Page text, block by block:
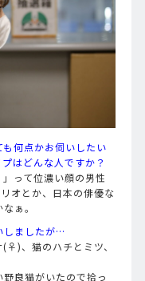
何点かお伺いしたい
はどんな人ですか？
って位濃い顔の男性
オとか、日本の俳優な
ぁ。
しましたが…
、猫のハチとミツ、
良猫がいたので拾っ